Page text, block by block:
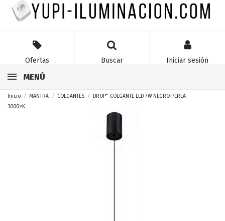
Ofertas Buscar Iniciar sesión
MENÚ
Inicio MANTRA COLGANTES
DROP" COLGANTE LED 7W NEGRO PERLA
3000ºK